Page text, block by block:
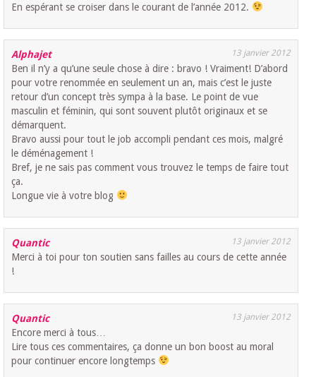
En espérant se croiser dans le courant de l’année 2012.
Alphajet 13 janvier 2012
Ben il n’y a qu’une seule chose à dire : bravo ! Vraiment! D’abord
pour votre renommée en seulement un an, mais c’est le juste
retour d’un concept très sympa à la base. Le point de vue
masculin et féminin, qui sont souvent plutôt originaux et se
démarquent.
Bravo aussi pour tout le job accompli pendant ces mois, malgré
le déménagement !
Bref, je ne sais pas comment vous trouvez le temps de faire tout
ça.
Longue vie à votre blog
Quantic 13 janvier 2012
Merci à toi pour ton soutien sans failles au cours de cette année
!
Quantic 13 janvier 2012
Encore merci à tous…
Lire tous ces commentaires, ça donne un bon boost au moral
pour continuer encore longtemps